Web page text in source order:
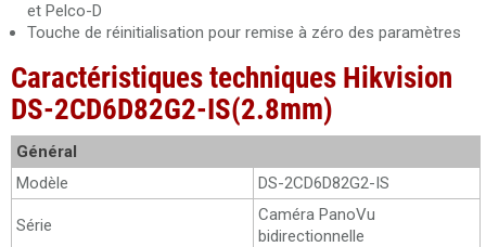
et Pelco-D
Touche de réinitialisation pour remise à zéro des paramètres
Caractéristiques techniques Hikvision
DS-2CD6D82G2-IS(2.8mm)
Général
Modèle
DS-2CD6D82G2-IS
Série
Caméra PanoVu
bidirectionnelle